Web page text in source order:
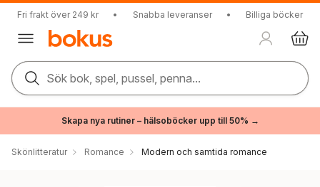
Fri frakt över 249 kr • Snabba leveranser • Billiga böcker
Sök bok, spel, pussel, penna...
Skapa nya rutiner – hälsoböcker upp till 50% →
Skönlitteratur Romance Modern och samtida romance